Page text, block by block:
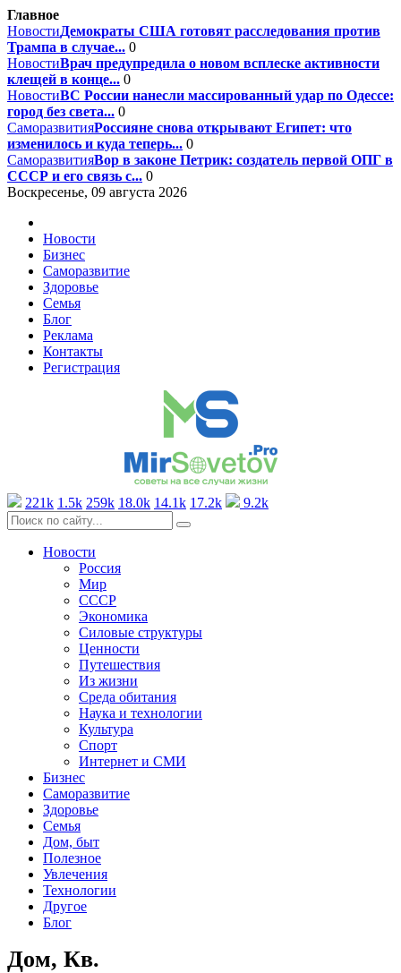
Главное
НовостиДемократы США готовят расследования против
Трампа в случае... 0
НовостиВрач предупредила о новом всплеске активности
клещей в конце... 0
НовостиВС России нанесли массированный удар по Одессе:
город без света... 0
СаморазвитияРоссияне снова открывают Египет: что
изменилось и куда теперь... 0
СаморазвитияВор в законе Петрик: создатель первой ОПГ в
СССР и его связь с... 0
Воскресенье, 09 августа 2026
Новости
Бизнес
Саморазвитие
Здоровье
Семья
Блог
Реклама
Контакты
Регистрация
221k 1.5k 259k 18.0k 14.1k 17.2k 9.2k
Новости
Россия
Мир
СССР
Экономика
Силовые структуры
Ценности
Путешествия
Из жизни
Среда обитания
Наука и технологии
Культура
Спорт
Интернет и СМИ
Бизнес
Саморазвитие
Здоровье
Семья
Дом, быт
Полезное
Увлечения
Технологии
Другое
Блог
Дом, Кв.